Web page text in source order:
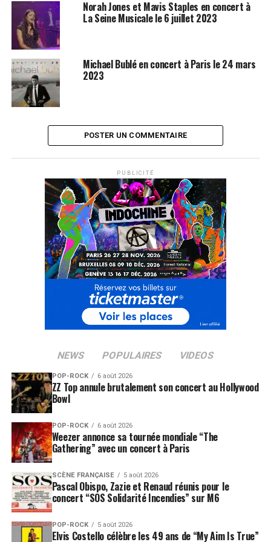
Norah Jones et Mavis Staples en concert à
La Seine Musicale le 6 juillet 2023
Michael Bublé en concert à Paris le 24 mars
2023
POSTER UN COMMENTAIRE
PUBLICITÉ
NEWS POPULAIRES VIDEOS
POP-ROCK 6 août 2026
ZZ Top annule brutalement son concert au Hollywood
Bowl
POP-ROCK 6 août 2026
Weezer annonce sa tournée mondiale “The
Gathering” avec un concert à Paris
SCÈNE FRANÇAISE 5 août 2026
Pascal Obispo, Zazie et Renaud réunis pour le
concert “SOS Solidarité Incendies” sur M6
POP-ROCK 5 août 2026
Elvis Costello célèbre les 49 ans de “My Aim Is True”